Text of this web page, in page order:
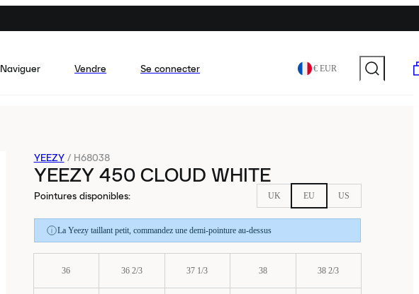
Naviguer Vendre Se connecter € EUR
YEEZY / H68038
YEEZY 450 CLOUD WHITE
Pointures disponibles: UK EU US
La Yeezy taillant petit, commandez une demi-pointure au-dessus
36 36 2/3 37 1/3 38 38 2/3